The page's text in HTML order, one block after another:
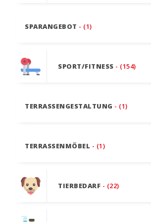
SPARANGEBOT - (1)
SPORT/FITNESS - (154)
TERRASSENGESTALTUNG - (1)
TERRASSENMÖBEL - (1)
TIERBEDARF - (22)